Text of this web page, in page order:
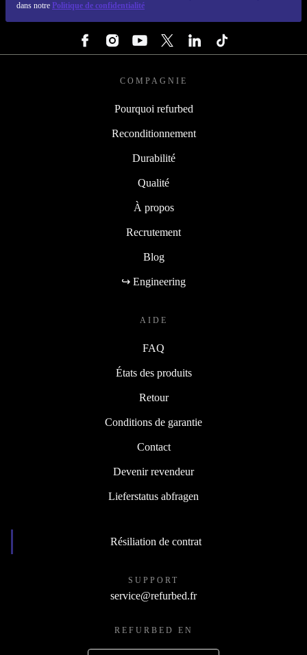
dans notre Politique de confidentialité
COMPAGNIE
Pourquoi refurbed
Reconditionnement
Durabilité
Qualité
À propos
Recrutement
Blog
↪ Engineering
AIDE
FAQ
États des produits
Retour
Conditions de garantie
Contact
Devenir revendeur
Lieferstatus abfragen
Résiliation de contrat
SUPPORT
service@refurbed.fr
REFURBED EN